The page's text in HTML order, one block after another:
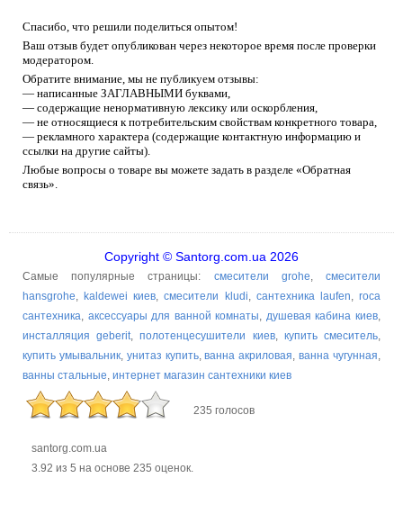
Спасибо, что решили поделиться опытом!
Ваш отзыв будет опубликован через некоторое время после проверки
модератором.
Обратите внимание, мы не публикуем отзывы:
— написанные ЗАГЛАВНЫМИ буквами,
— содержащие ненормативную лексику или оскорбления,
— не относящиеся к потребительским свойствам конкретного товара,
— рекламного характера (содержащие контактную информацию и
ссылки на другие сайты).
Любые вопросы о товаре вы можете задать в разделе «Обратная
связь».
Copyright © Santorg.com.ua 2026
Самые популярные страницы: смесители grohe,смесители
hansgrohe, kaldewei киев,смесители kludi, сантехника laufen,roca
сантехника, аксессуары для ванной комнаты, душевая кабина киев,
инсталляция geberit,полотенцесушители киев, купить смеситель,
купить умывальник, унитаз купить,ванна акриловая,ванна чугунная,
ванны стальные, интернет магазин сантехники киев
235 голосов
santorg.com.ua
3.92 из 5 на основе 235 оценок.